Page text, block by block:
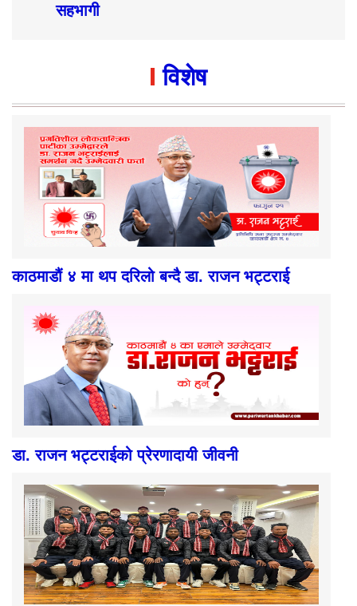
सहभागी
विशेष
काठमाडौं ४ मा थप दरिलो बन्दै डा. राजन भट्टराई
डा. राजन भट्टराईको प्रेरणादायी जीवनी